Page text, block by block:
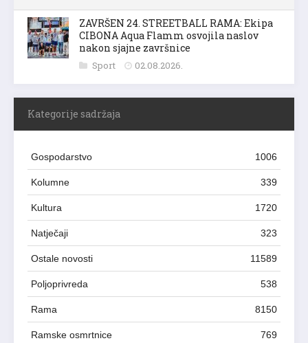
ZAVRŠEN 24. STREETBALL RAMA: Ekipa
CIBONA Aqua Flamm osvojila naslov
nakon sjajne završnice
Sport 02.08.2026.
Kategorije sadržaja
Gospodarstvo 1006
Kolumne 339
Kultura 1720
Natječaji 323
Ostale novosti 11589
Poljoprivreda 538
Rama 8150
Ramske osmrtnice 769